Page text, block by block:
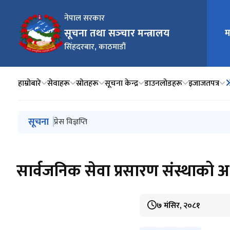
नेपाल सरकार
सूचना तथा सञ्‍चार मन्त्रालय
सिंहदरबार, काठमाडौं
हाम्रोबारे सेवाहरू स्रोतहरू सूचना केन्द्र डाउनलोडहरू इजाजतपत्र
मुख्य नेभिगेसनमा जानुहोस्
सूचना प्रेस विज्ञप्ति
प्रेस विज्ञप्ति
प्रेस विज्ञप्ति
सामाजिक सञ्जालको प्रयोगलाई व्यवस्थित गर्ने सम्बन्धमा
प्रेस विज्ञप्ति
सार्वजनिक सेवा प्रसारण संस्थाको
७ मंसिर, २०८१